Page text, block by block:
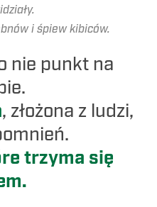
i śpiew kibiców.
nie punkt na
, złożona z ludzi,
trzyma się